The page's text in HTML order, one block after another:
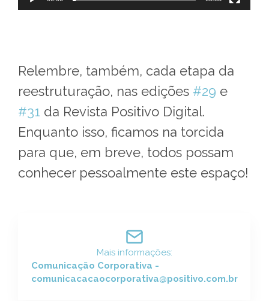
Relembre, também, cada etapa da
reestruturação, nas edições #29 e
#31 da Revista Positivo Digital.
Enquanto isso, ficamos na torcida
para que, em breve, todos possam
conhecer pessoalmente este espaço!
Mais informações:
Comunicação Corporativa -
comunicacacaocorporativa@positivo.com.br